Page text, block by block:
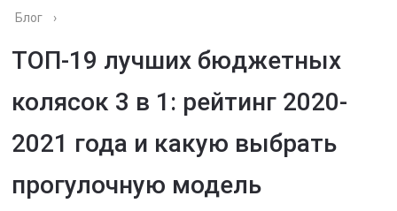
Блог ›
ТОП-19 лучших бюджетных
колясок 3 в 1: рейтинг 2020-
2021 года и какую выбрать
прогулочную модель